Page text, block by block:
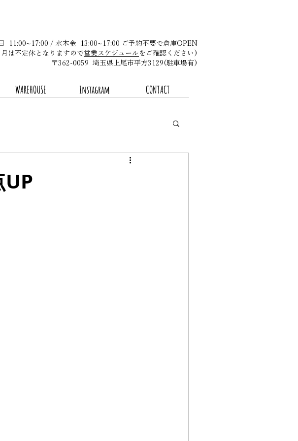
11:00~17:00 / 水木金 13:00~17:00 ご予約不要で倉庫OPEN
は不定休となりますので営業スケジュール をご確認ください)​
〒362-0059 埼玉県上尾市平方3129(駐車場有)
WAREHOUSE Instagram CONTACT